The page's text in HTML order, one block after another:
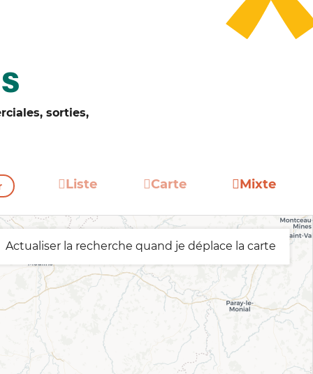
sorties,
Liste Carte Mixte
Actualiser la recherche quand je déplace la carte